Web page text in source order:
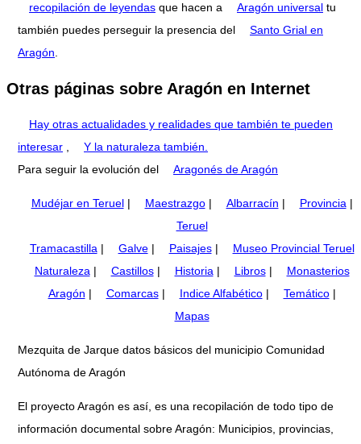
recopilación de leyendas que hacen a Aragón universal tu
también puedes perseguir la presencia del
Santo Grial en
Aragón
Otras páginas sobre Aragón en Internet
Hay otras actualidades y realidades que también te pueden
interesar
Y la naturaleza también.
Para seguir la evolución del
Aragonés de Aragón
Mudéjar en Teruel| Maestrazgo| Albarracín | Provincia |
Teruel
Tramacastilla | Galve| Paisajes|
Museo Provincial Teruel
Naturaleza | Castillos| Historia | Libros|
Monasterios
Aragón | Comarcas| Indice Alfabético| Temático|
Mapas
Mezquita de Jarque datos básicos del municipio Comunidad
Autónoma de Aragón
El proyecto Aragón es así, es una recopilación de todo tipo de
información documental sobre Aragón: Municipios, provincias,